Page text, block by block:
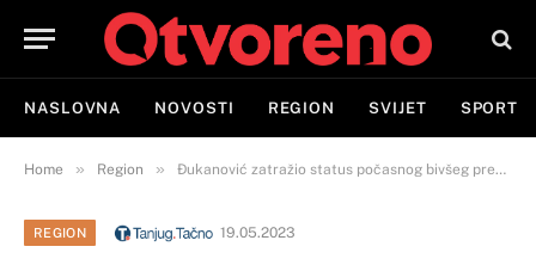
NASLOVNA NOVOSTI REGION SVIJET SPORT
Home » Region » Đukanović zatražio status počasnog bivšeg predsjednika
REGION 19.05.2023